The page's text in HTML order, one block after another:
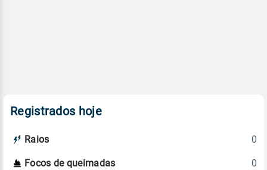
Registrados hoje
Raios 0
Focos de queimadas 0